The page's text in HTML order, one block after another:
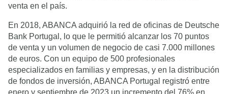
venta en el país.
En 2018, ABANCA adquirió la red de oficinas de Deutsche
Bank Portugal, lo que le permitió alcanzar los 70 puntos
de venta y un volumen de negocio de casi 7.000 millones
de euros. Con un equipo de 500 profesionales
especializados en familias y empresas, y en la distribución
de fondos de inversión, ABANCA Portugal registró entre
enero y septiembre de 2023 un incremento del 76% en